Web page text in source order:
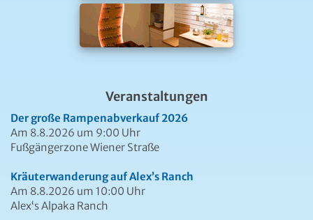
Veranstaltungen
Der große Rampenabverkauf 2026
Am 8.8.2026 um 9:00 Uhr
Fußgängerzone Wiener Straße
Kräuterwanderung auf Alex’s Ranch
Am 8.8.2026 um 10:00 Uhr
Alex‘s Alpaka Ranch